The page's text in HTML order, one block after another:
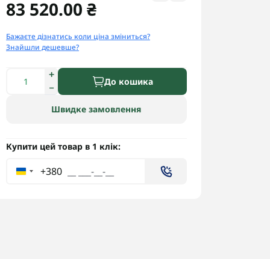
83 520.00 ₴
Бажаєте дізнатись коли ціна зміниться?
Знайшли дешевше?
До кошика
Швидке замовлення
Купити цей товар в 1 клік:
+380